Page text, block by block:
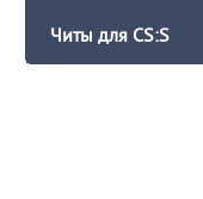
Читы для CS:S